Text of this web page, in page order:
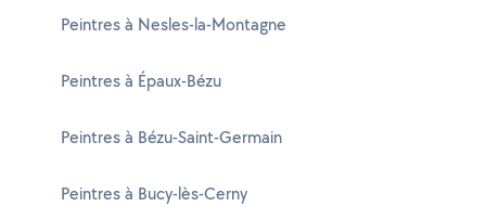
Peintres à Nesles-la-Montagne
Peintres à Épaux-Bézu
Peintres à Bézu-Saint-Germain
Peintres à Bucy-lès-Cerny